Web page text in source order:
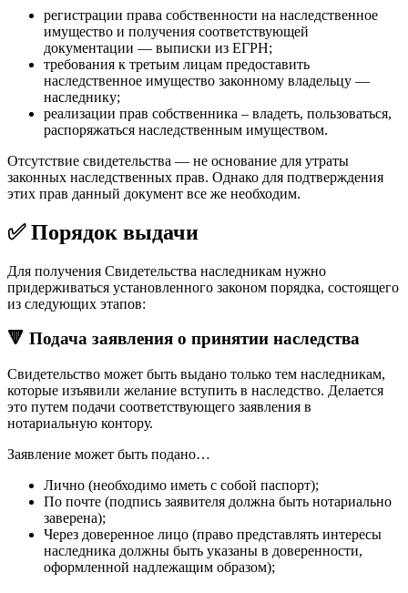
регистрации права собственности на наследственное
имущество и получения соответствующей
документации — выписки из ЕГРН;
требования к третьим лицам предоставить
наследственное имущество законному владельцу —
наследнику;
реализации прав собственника – владеть, пользоваться,
распоряжаться наследственным имуществом.
Отсутствие свидетельства — не основание для утраты
законных наследственных прав. Однако для подтверждения
этих прав данный документ все же необходим.
✅ Порядок выдачи
Для получения Свидетельства наследникам нужно
придерживаться установленного законом порядка, состоящего
из следующих этапов:
🔻 Подача заявления о принятии наследства
Свидетельство может быть выдано только тем наследникам,
которые изъявили желание вступить в наследство. Делается
это путем подачи соответствующего заявления в
нотариальную контору.
Заявление может быть подано…
Лично (необходимо иметь с собой паспорт);
По почте (подпись заявителя должна быть нотариально
заверена);
Через доверенное лицо (право представлять интересы
наследника должны быть указаны в доверенности,
оформленной надлежащим образом);